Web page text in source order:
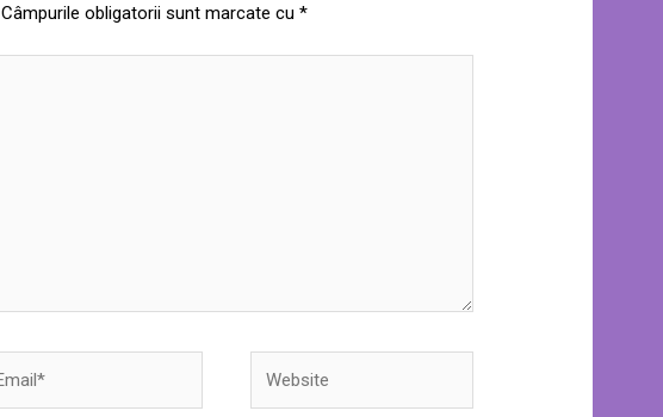
Câmpurile obligatorii sunt marcate cu*